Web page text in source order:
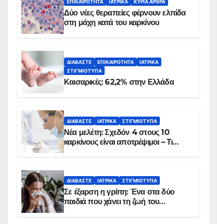
ΕΠΙΚΑΙΡΌΤΗΤΑ ΙΑΤΡΙΚΆ ΚΥΡΙΑ ΑΡΘΡΑ
Δύο νέες θεραπείες φέρνουν ελπίδα
στη μάχη κατά του καρκίνου
ΔΙΑΒΆΣΤΕ ΕΠΙΚΑΙΡΌΤΗΤΑ
ΙΑΤΡΙΚΆ
ΣΤΙΓΜΙΌΤΥΠΑ
Καισαρικές: 62,2% στην Ελλάδα
ΔΙΑΒΆΣΤΕ ΙΑΤΡΙΚΆ ΣΤΙΓΜΙΌΤΥΠΑ
Νέα μελέτη: Σχεδόν 4 στους 10
καρκίνους είναι αποτρέψιμοι – Τι
ΔΙΑΒΆΣΤΕ ΙΑΤΡΙΚΆ ΣΤΙΓΜΙΌΤΥΠΑ
Σε έξαρση η γρίπη: Ένα στα δύο
παιδιά που χάνει τη ζωή του